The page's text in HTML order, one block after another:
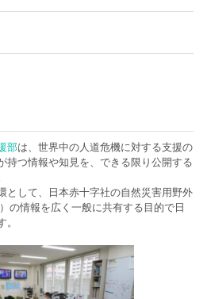
部は、世界中の人道危機に対する支援の
持つ情報や知見を、できる限り公開する
として、日本赤十字社の自然災害用野外
の情報を広く一般に共有する目的で日